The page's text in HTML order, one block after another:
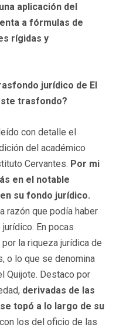
aplicación del
a fórmulas de
rígidas y
jurídico de El
trasfondo?
con detalle el
del académico
Cervantes. Por mi
en el notable
su fondo jurídico.
razón que podía haber
En pocas
la riqueza jurídica de
o lo que se denomina
Quijote. Destaco por
derivadas de las
topó a lo largo de su
los del oficio de las